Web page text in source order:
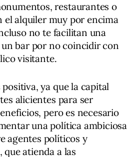
restaurantes o
el alquiler muy por encima
no te facilitan una
bar por no coincidir con
visitante.
ya que la capital
alicientes para ser
pero es necesario
una política ambiciosa
agentes políticos y
atienda a las